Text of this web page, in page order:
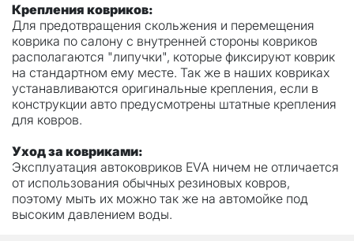
Крепления ковриков:
Для предотвращения скольжения и перемещения
коврика по салону с внутренней стороны ковриков
располагаются "липучки", которые фиксируют коврик
на стандартном ему месте. Так же в наших ковриках
устанавливаются оригинальные крепления, если в
конструкции авто предусмотрены штатные крепления
для ковров.
Уход за ковриками:
Эксплуатация автоковриков EVA ничем не отличается
от использования обычных резиновых ковров,
поэтому мыть их можно так же на автомойке под
высоким давлением воды.